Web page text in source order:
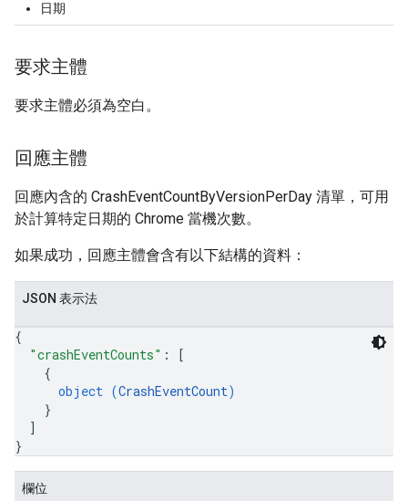
日期
要求主體
要求主體必須為空白。
回應主體
回應內含的 CrashEventCountByVersionPerDay 清單，可用
於計算特定日期的 Chrome 當機次數。
如果成功，回應主體會含有以下結構的資料：
JSON 表示法
{
"crashEventCounts" :
[
{
object (CrashEventCount)
}
]
}
欄位